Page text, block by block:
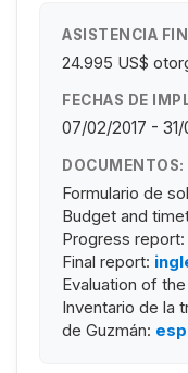
ASISTENCIA
24.995 US$
FECHAS DE
07/02/2017 - 31/
DOCUMENTOS:
Formulario de
Budget and
Progress report:
Final report:
Evaluation of
Inventario de la
de Guzmán: